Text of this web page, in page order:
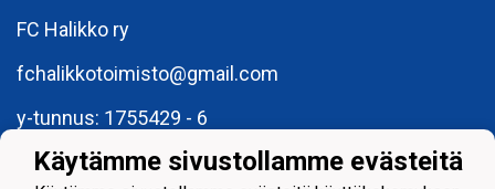
FC Halikko ry
fchalikkotoimisto@gmail.com
y-tunnus: 1755429 - 6
Käytämme sivustollamme evästeitä